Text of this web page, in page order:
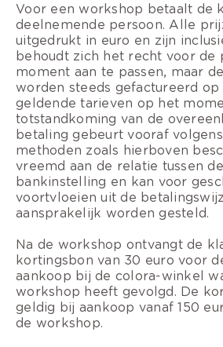
Voor een workshop betaalt de
deelnemende persoon. Alle
uitgedrukt in euro en zijn
behoudt zich het recht voor de
moment aan te passen, maar
worden steeds gefactureerd op
geldende tarieven op het
totstandkoming van de
betaling gebeurt vooraf
methoden zoals hierboven
vreemd aan de relatie tussen
bankinstelling en kan voor
voortvloeien uit de
aansprakelijk worden gesteld.
Na de workshop ontvangt de
kortingsbon van 30 euro voor
aankoop bij de colora-winkel
workshop heeft gevolgd. De
geldig bij aankoop vanaf 150
de workshop.